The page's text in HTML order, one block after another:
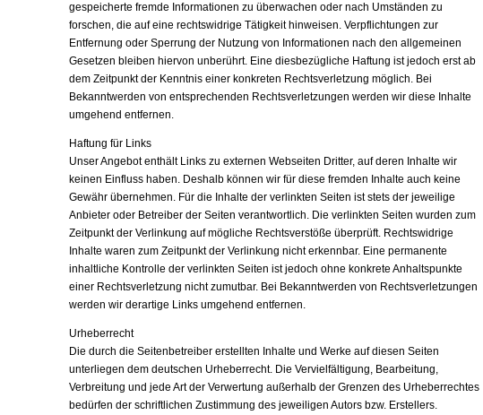
gespeicherte fremde Informationen zu überwachen oder nach Umständen zu
forschen, die auf eine rechtswidrige Tätigkeit hinweisen. Verpflichtungen zur
Entfernung oder Sperrung der Nutzung von Informationen nach den allgemeinen
Gesetzen bleiben hiervon unberührt. Eine diesbezügliche Haftung ist jedoch erst ab
dem Zeitpunkt der Kenntnis einer konkreten Rechtsverletzung möglich. Bei
Bekanntwerden von entsprechenden Rechtsverletzungen werden wir diese Inhalte
umgehend entfernen.
Haftung für Links
Unser Angebot enthält Links zu externen Webseiten Dritter, auf deren Inhalte wir
keinen Einfluss haben. Deshalb können wir für diese fremden Inhalte auch keine
Gewähr übernehmen. Für die Inhalte der verlinkten Seiten ist stets der jeweilige
Anbieter oder Betreiber der Seiten verantwortlich. Die verlinkten Seiten wurden zum
Zeitpunkt der Verlinkung auf mögliche Rechtsverstöße überprüft. Rechtswidrige
Inhalte waren zum Zeitpunkt der Verlinkung nicht erkennbar. Eine permanente
inhaltliche Kontrolle der verlinkten Seiten ist jedoch ohne konkrete Anhaltspunkte
einer Rechtsverletzung nicht zumutbar. Bei Bekanntwerden von Rechtsverletzungen
werden wir derartige Links umgehend entfernen.
Urheberrecht
Die durch die Seitenbetreiber erstellten Inhalte und Werke auf diesen Seiten
unterliegen dem deutschen Urheberrecht. Die Vervielfältigung, Bearbeitung,
Verbreitung und jede Art der Verwertung außerhalb der Grenzen des Urheberrechtes
bedürfen der schriftlichen Zustimmung des jeweiligen Autors bzw. Erstellers.